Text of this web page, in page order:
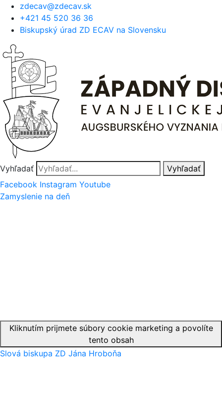
Preskočiť
obsah
zdecav@zdecav.sk
+421 45 520 36 36
Biskupský úrad ZD ECAV na Slovensku
Vyhľadať
Vyhľadať
Facebook Instagram Youtube
Zamyslenie na deň
Kliknutím prijmete súbory cookie marketing a povolíte
tento obsah
Slová biskupa ZD Jána Hroboňa